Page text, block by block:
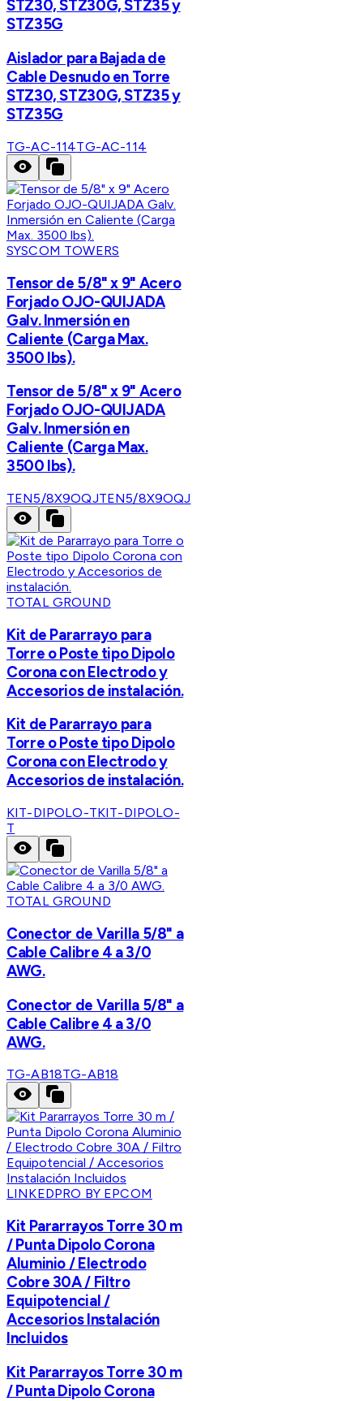
STZ30, STZ30G, STZ35 y
STZ35G
Aislador para Bajada de
Cable Desnudo en Torre
STZ30, STZ30G, STZ35 y
STZ35G
TG-AC-114TG-AC-114
SYSCOM TOWERS
Tensor de 5/8" x 9" Acero
Forjado OJO-QUIJADA
Galv. Inmersión en
Caliente (Carga Max.
3500 lbs).
Tensor de 5/8" x 9" Acero
Forjado OJO-QUIJADA
Galv. Inmersión en
Caliente (Carga Max.
3500 lbs).
TEN5/8X9OQJTEN5/8X9OQJ
TOTAL GROUND
Kit de Pararrayo para
Torre o Poste tipo Dipolo
Corona con Electrodo y
Accesorios de instalación.
Kit de Pararrayo para
Torre o Poste tipo Dipolo
Corona con Electrodo y
Accesorios de instalación.
KIT-DIPOLO-TKIT-DIPOLO-
T
TOTAL GROUND
Conector de Varilla 5/8" a
Cable Calibre 4 a 3/0
AWG.
Conector de Varilla 5/8" a
Cable Calibre 4 a 3/0
AWG.
TG-AB18TG-AB18
LINKEDPRO BY EPCOM
Kit Pararrayos Torre 30 m
/ Punta Dipolo Corona
Aluminio / Electrodo
Cobre 30A / Filtro
Equipotencial /
Accesorios Instalación
Incluidos
Kit Pararrayos Torre 30 m
/ Punta Dipolo Corona